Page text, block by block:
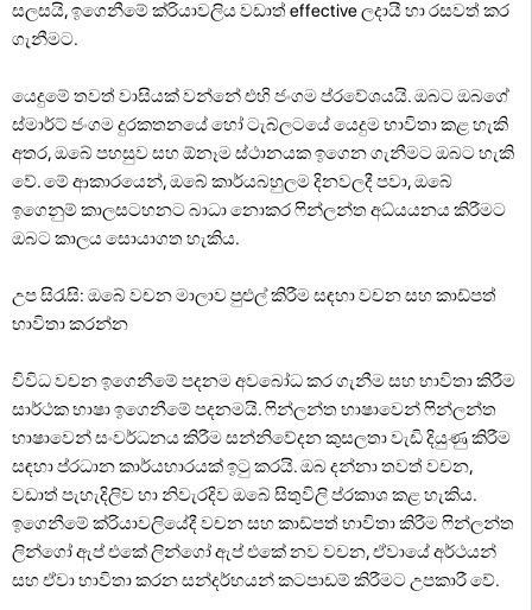
සලසයි, ඉගෙනීමේ ක්රියාවලිය වඩාත් effective ලදායී හා රසවත් කර
ගැනීමට.
යෙදුමේ තවත් වාසියක් වන්නේ එහි ජංගම ප්රවේශයයි. ඔබට ඔබගේ
ස්මාර්ට් ජංගම දුරකතනයේ හෝ ටැබ්ලටයේ යෙදුම භාවිතා කළ හැකි
අතර, ඔබේ පහසුව සහ ඕනෑම ස්ථානයක ඉගෙන ගැනීමට ඔබට හැකි
වේ. මේ ආකාරයෙන්, ඔබේ කාර්යබහුලම දිනවලදී පවා, ඔබේ
ඉගෙනුම් කාලසටහනට බාධා නොකර ෆින්ලන්ත අධ්යයනය කිරීමට
ඔබට කාලය සොයාගත හැකිය.
උප සිරැසි: ඔබේ වචන මාලාව පුළුල් කිරීම සඳහා වචන සහ කාඩ්පත්
භාවිතා කරන්න
විවිධ වචන ඉගෙනීමේ පදනම අවබෝධ කර ගැනීම සහ භාවිතා කිරීම
සාර්ථක භාෂා ඉගෙනීමේ පදනමයි. ෆින්ලන්ත භාෂාවෙන් ෆින්ලන්ත
භාෂාවෙන් සංවර්ධනය කිරීම සන්නිවේදන කුසලතා වැඩි දියුණු කිරීම
සඳහා ප්රධාන කාර්යභාරයක් ඉටු කරයි. ඔබ දන්නා තවත් වචන,
වඩාත් පැහැදිලිව හා නිවැරදිව ඔබේ සිතුවිලි ප්රකාශ කළ හැකිය.
ඉගෙනීමේ ක්රියාවලියේදී වචන සහ කාඩ්පත් භාවිතා කිරීම ෆින්ලන්ත
ලින්ගෝ ඇප් එකේ ලින්ගෝ ඇප් එකේ නව වචන, ඒවායේ අර්ථයන්
සහ ඒවා භාවිතා කරන සන්දර්භයන් කටපාඩම් කිරීමට උපකාරී වේ.